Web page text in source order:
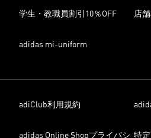
学生・教職員割引10％OFF 店
adidas mi-uniform
adiClub利用規約
adidas Online Shopプライバシ 特